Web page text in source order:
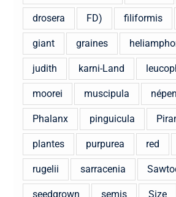
drosera FD) filiformis
giant graines
judith karni-Land
moorei muscipula
Phalanx pinguicula
plantes purpurea red
rugelii sarracenia
seedgrown semis Size